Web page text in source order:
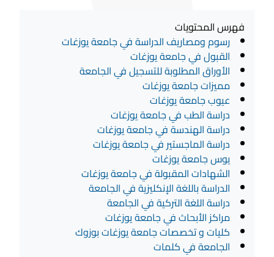
فهرس المحتويات
رسوم ومصاريف الدراسة في جامعة يوزغات
القبول في جامعة يوزغات
الأوراق المطلوبة للتسجيل في الجامعة
مميزات جامعة يوزغات
عيوب جامعة يوزغات
دراسة الطب في جامعة يوزغات
دراسة الهندسة في جامعة يوزغات
دراسة الماجستير في جامعة يوزغات
يوس جامعة يوزغات
الشهادات المقبولة في جامعة يوزغات
الدراسة باللغة الإنكليزية في الجامعة
دراسة اللغة التركية في الجامعة
مراكز الأبحاث في جامعة يوزغات
كليات و تخصصات جامعة يوزغات بوزوك
الجامعة في كلمات